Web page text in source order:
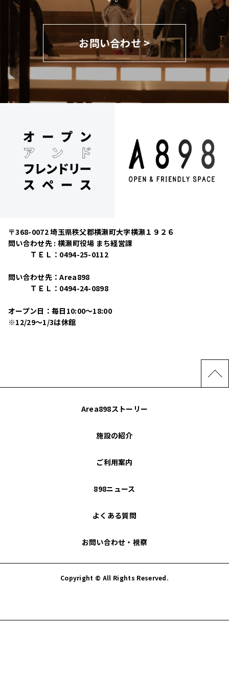
お問い合わせ >
〒368-0072 埼玉県秩父郡横瀬町大字横瀬１９２６
問い合わせ先 : 横瀬町役場 まち経営課
ＴＥＬ：0494-25-0112
問い合わせ先：Area898
ＴＥＬ：0494-24-0898
オープン日：毎日10:00〜18:00
※12/29〜1/3は休館
Area898ストーリー
施設の紹介
ご利用案内
898ニュース
よくある質問
お問い合わせ・視察
Copyright © All Rights Reserved.